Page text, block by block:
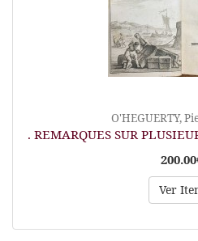
O'HEGUERTY,
. REMARQUES SUR
Ver